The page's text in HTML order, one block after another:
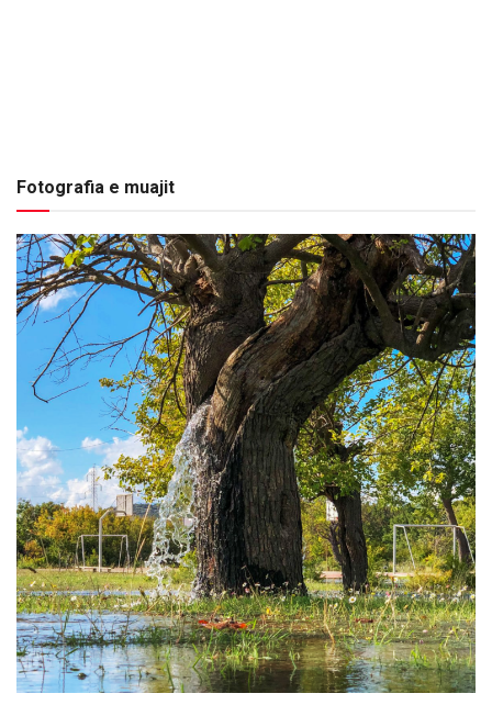
Fotografia e muajit